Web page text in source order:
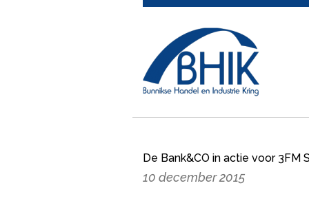
De Bank&CO in actie voor 3FM
10 december 2015